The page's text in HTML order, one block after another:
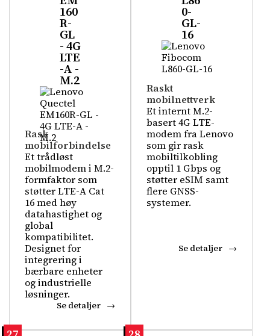
Rask
mobilforbindelse
160
R-
GL
- 4G
LTE
-A -
M.2
Et trådløst
mobilmodem i M.2-
formfaktor som
støtter LTE-A Cat
16 med høy
datahastighet og
global
kompatibilitet.
Designet for
integrering i
bærbare enheter
og industrielle
løsninger.
Se detaljer
Raskt
mobilnettverk
0-
GL-
16
Et internt M.2-
basert 4G LTE-
modem fra Lenovo
som gir rask
mobiltilkobling
opptil 1 Gbps og
støtter eSIM samt
flere GNSS-
systemer.
Se detaljer